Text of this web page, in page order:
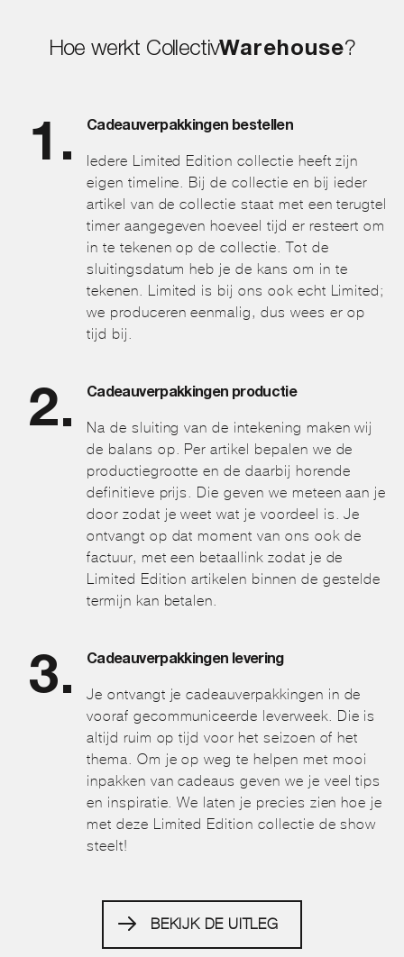
Hoe werkt CollectivWarehouse?
Cadeauverpakkingen bestellen
Iedere Limited Edition collectie heeft zijn
eigen timeline. Bij de collectie en bij ieder
artikel van de collectie staat met een terugtel
timer aangegeven hoeveel tijd er resteert om
in te tekenen op de collectie. Tot de
sluitingsdatum heb je de kans om in te
tekenen. Limited is bij ons ook echt Limited;
we produceren eenmalig, dus wees er op
tijd bij.
Cadeauverpakkingen productie
Na de sluiting van de intekening maken wij
de balans op. Per artikel bepalen we de
productiegrootte en de daarbij horende
definitieve prijs. Die geven we meteen aan je
door zodat je weet wat je voordeel is. Je
ontvangt op dat moment van ons ook de
factuur, met een betaallink zodat je de
Limited Edition artikelen binnen de gestelde
termijn kan betalen.
Cadeauverpakkingen levering
Je ontvangt je cadeauverpakkingen in de
vooraf gecommuniceerde leverweek. Die is
altijd ruim op tijd voor het seizoen of het
thema. Om je op weg te helpen met mooi
inpakken van cadeaus geven we je veel tips
en inspiratie. We laten je precies zien hoe je
met deze Limited Edition collectie de show
steelt!
BEKIJK DE UITLEG